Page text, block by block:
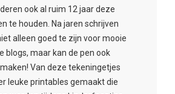
ook al ruim 12 jaar deze
te houden. Na jaren schrijven
alleen goed te zijn voor mooie
blogs, maar kan de pen ook
Van deze tekeningetjes
leuke printables gemaakt die